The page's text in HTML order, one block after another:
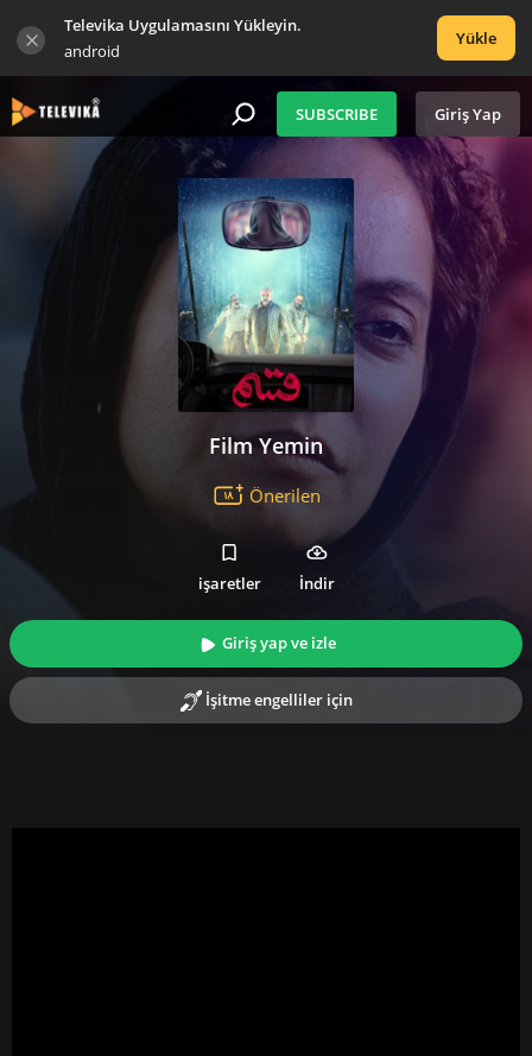
Televika Uygulamasını Yükleyin.
android
Yükle
SUBSCRIBE Giriş Yap
Film Yemin
Önerilen
işaretler İndir
İşitme engelliler için
Giriş yap ve izle